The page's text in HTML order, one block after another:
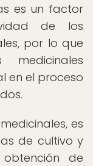
es un factor
de los
por lo que
en el proceso
es
de cultivo y
de